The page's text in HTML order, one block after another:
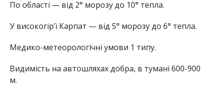
По області — від 2° морозу до 10° тепла.
У високогір’ї Карпат — від 5° морозу до 6° тепла.
Медико-метеорологічні умови 1 типу.
Видимість на автошляхах добра, в тумані 600-900
м.